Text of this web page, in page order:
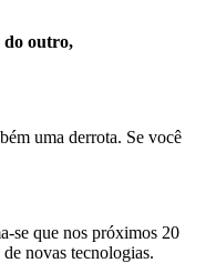
do outro,
uma derrota. Se você
se que nos próximos 20
novas tecnologias.